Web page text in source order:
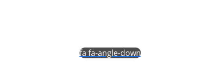
fa fa-angle-down